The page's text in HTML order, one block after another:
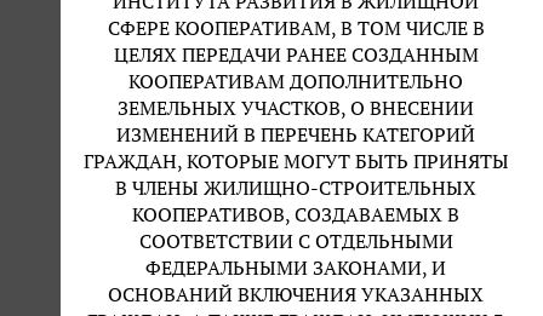
СФЕРЕ КООПЕРАТИВАМ, В ТОМ ЧИСЛЕ В
ЦЕЛЯХ ПЕРЕДАЧИ РАНЕЕ СОЗДАННЫМ
КООПЕРАТИВАМ ДОПОЛНИТЕЛЬНО
ЗЕМЕЛЬНЫХ УЧАСТКОВ, О ВНЕСЕНИИ
ИЗМЕНЕНИЙ В ПЕРЕЧЕНЬ КАТЕГОРИЙ
ГРАЖДАН, КОТОРЫЕ МОГУТ БЫТЬ ПРИНЯТЫ
В ЧЛЕНЫ ЖИЛИЩНО-СТРОИТЕЛЬНЫХ
КООПЕРАТИВОВ, СОЗДАВАЕМЫХ В
СООТВЕТСТВИИ С ОТДЕЛЬНЫМИ
ФЕДЕРАЛЬНЫМИ ЗАКОНАМИ, И
ОСНОВАНИЙ ВКЛЮЧЕНИЯ УКАЗАННЫХ